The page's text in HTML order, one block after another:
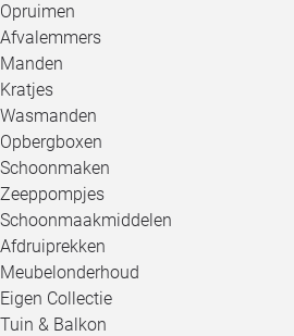
Opruimen
Afvalemmers
Manden
Kratjes
Wasmanden
Opbergboxen
Schoonmaken
Zeeppompjes
Schoonmaakmiddelen
Afdruiprekken
Meubelonderhoud
Eigen Collectie
Tuin & Balkon